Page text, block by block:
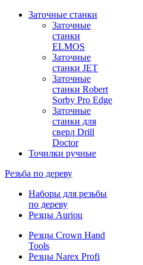
Заточные станки
Заточные
станки
ELMOS
Заточные
станки JET
Заточные
станки Robert
Sorby Pro Edge
Заточные
станки для
сверл Drill
Doctor
Точилки ручные
Резьба по дереву
Наборы для резьбы
по дереву
Резцы Auriou
Резцы Crown Hand
Tools
Резцы Narex Profi